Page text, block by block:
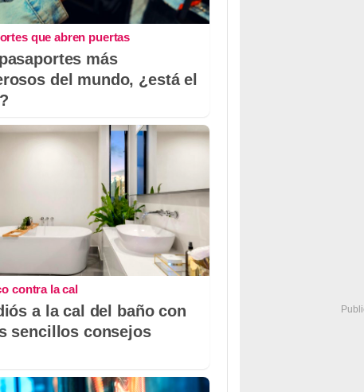
que abren puertas
más
del mundo, ¿está el
contra la cal
a la cal del baño con
sencillos consejos